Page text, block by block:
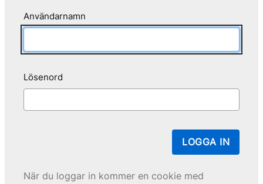
Användarnamn
Lösenord
LOGGA IN
När du loggar in kommer en cookie med